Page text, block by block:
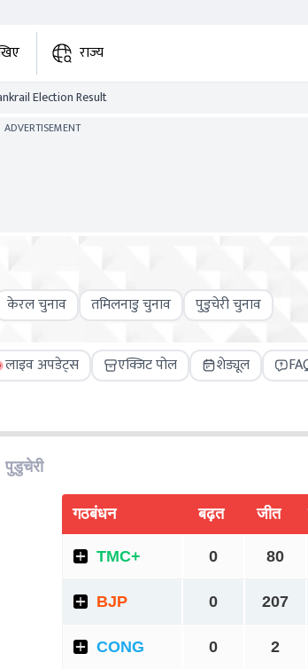
राज्य
Election Result
ADVERTISEMENT
केरल चुनाव तमिलनाडु चुनाव पुडुचेरी चुनाव
लाइव अपडेट्स एक्जिट पोल शेड्यूल